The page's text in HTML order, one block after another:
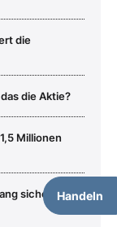
Handeln
die
die Aktie?
Millionen
sichere 7,90